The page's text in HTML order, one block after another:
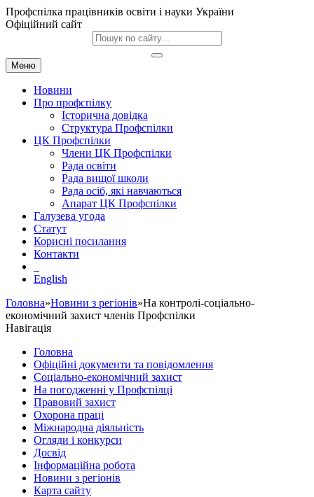
Профспілка працівників освіти і науки України
Офіційний сайт
Меню
Новини
Про профспілку
Історична довідка
Структура Профспілки
ЦК Профспілки
Члени ЦК Профспілки
Рада освіти
Рада вищої школи
Рада осіб, які навчаються
Апарат ЦК Профспілки
Галузева угода
Статут
Корисні посилання
Контакти
English
Головна»Новини з регіонів»На контролі-соціально-
економічний захист членів Профспілки
Навігація
Головна
Офіційні документи та повідомлення
Соціально-економічний захист
На погодженні у Профспілці
Правовий захист
Охорона праці
Міжнародна діяльність
Огляди і конкурси
Досвід
Інформаційна робота
Новини з регіонів
Карта сайту